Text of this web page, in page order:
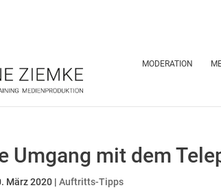
MODERATION
Umgang mit dem
März 2020 |Auftritts-Tipps